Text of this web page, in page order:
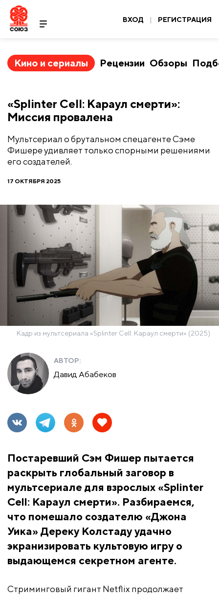
ВХОД | РЕГИСТРАЦИЯ
Кино и сериалы Рецензии Обзоры
​«Splinter Cell: Караул смерти»:
Миссия провалена
Мультсериал о брутальном спецагенте Сэме
Фишере удивляет только спорными решениями
его создателей.
17 ОКТЯБРЯ 2025
Кадр из мультсериала «Splinter Cell: Караул смерти» (2025)
АВТОР:
Давид Абабеков
Постаревший Сэм Фишер пытается
раскрыть глобальный заговор в
мультсериале для взрослых «Splinter
Cell: Караул смерти». Разбираемся,
что помешало создателю «Джона
Уика» Дереку Колстаду удачно
экранизировать культовую игру о
выдающемся секретном агенте.
Стриминговый гигант Netflix продолжает